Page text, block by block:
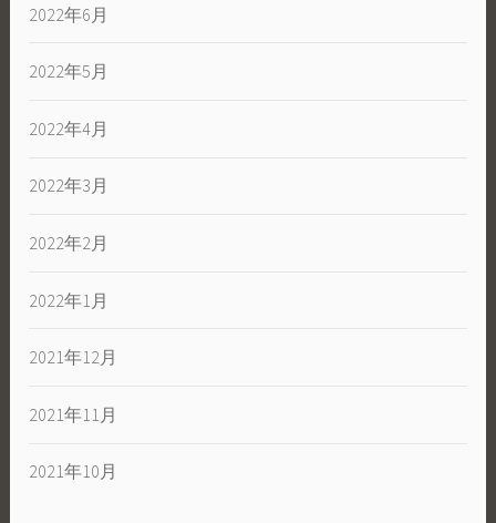
2022年6月
2022年5月
2022年4月
2022年3月
2022年2月
2022年1月
2021年12月
2021年11月
2021年10月